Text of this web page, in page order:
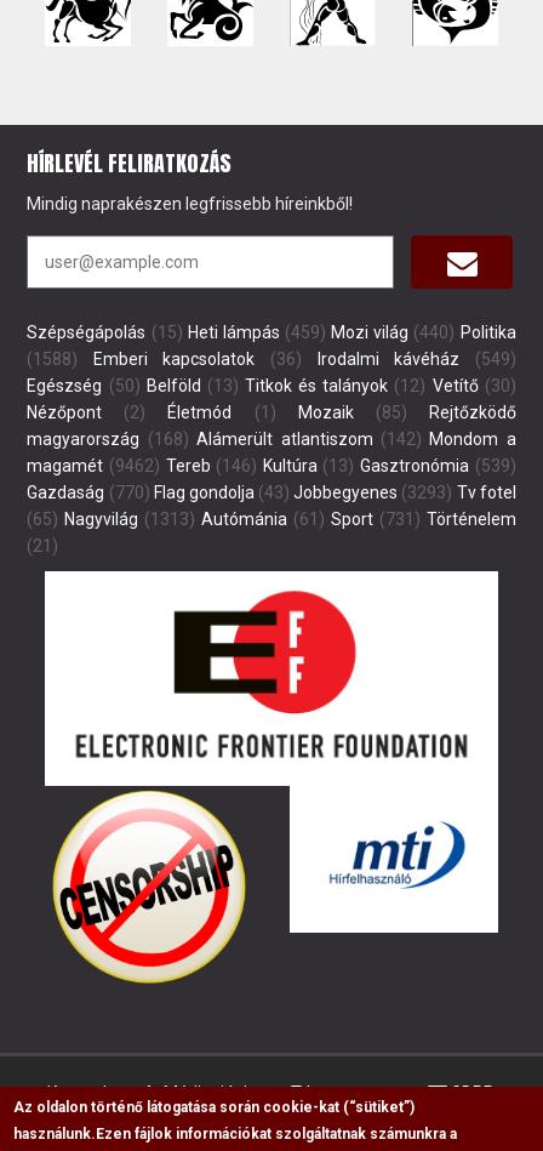
HÍRLEVÉL FELIRATKOZÁS
Mindig naprakészen legfrissebb híreinkből!
Szépségápolás (15) Heti lámpás (459) Mozi világ (440) Politika
(1588)
Emberi kapcsolatok (36) Irodalmi kávéház (549)
Egészség (50) Belföld (13) Titkok és talányok (12) Vetítő(30)
Nézőpont (2) Életmód (1) Mozaik(85)
Rejtőzködő
magyarország (168) Alámerült atlantiszom (142) Mondom a
magamét (9462) Tereb (146) Kultúra (13) Gasztronómia (539)
Gazdaság (770) Flag gondolja (43) Jobbegyenes (3293) Tv fotel
(65) Nagyvilág (1313) Autómánia (61) Sport(731) Történelem
(21)
Kapcsolat Médiaajánlat Impresszum GDPR
Az oldalon történő látogatása során cookie-kat (“sütiket”)
használunk. Ezen fájlok információkat szolgáltatnak számunkra a